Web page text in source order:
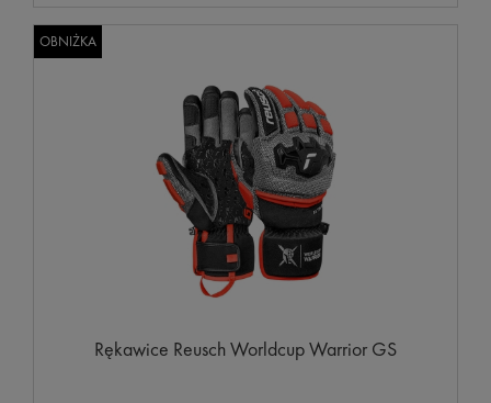
Rękawice Reusch Worldcup Warrior GS
OBNIŻKA